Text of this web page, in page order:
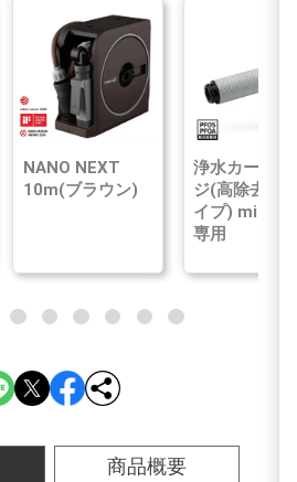
NANO NEXT
10m(ブラウン)
浄水カートリ
ジ(高除去性
イプ) mini
専用
商品概要